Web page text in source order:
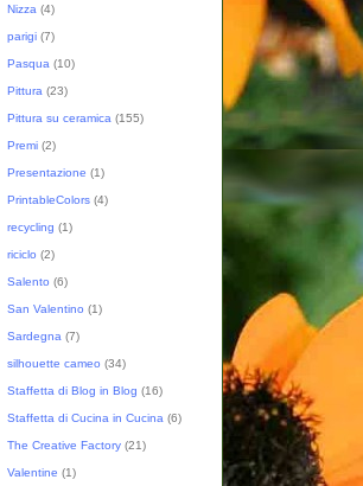
Nizza (4)
parigi (7)
Pasqua (10)
Pittura (23)
Pittura su ceramica (155)
Premi (2)
Presentazione (1)
PrintableColors (4)
recycling (1)
riciclo (2)
Salento (6)
San Valentino (1)
Sardegna (7)
silhouette cameo (34)
Staffetta di Blog in Blog (16)
Staffetta di Cucina in Cucina (6)
The Creative Factory (21)
Valentine (1)